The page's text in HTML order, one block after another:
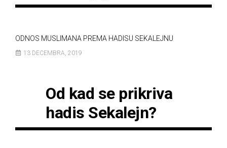
ODNOS MUSLIMANA PREMA HADISU SEKALEJNU
13 DECEMBRA, 2019
Od kad se prikriva
hadis Sekalejn?